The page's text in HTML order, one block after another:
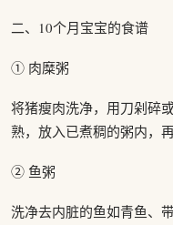
二、10个月宝宝的食谱
① 肉糜粥
将猪瘦肉洗净，用刀剁碎
熟，放入已煮稠的粥内，
② 鱼粥
洗净去内脏的鱼如青鱼、